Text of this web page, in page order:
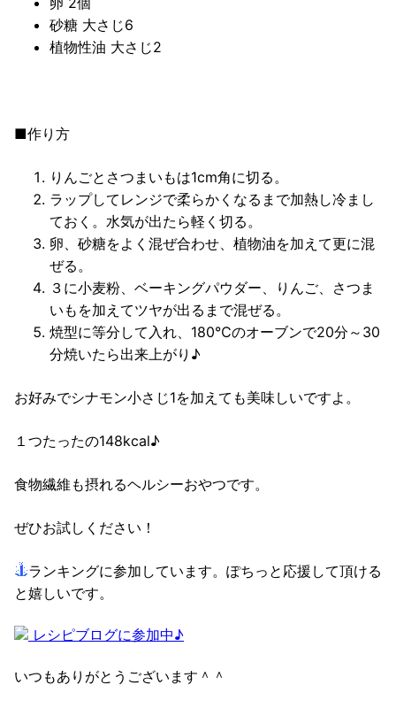
砂糖 大さじ6
植物性油 大さじ2
■作り方
りんごとさつまいもは1cm角に切る。
ラップしてレンジで柔らかくなるまで加熱し冷まし
ておく。水気が出たら軽く切る。
卵、砂糖をよく混ぜ合わせ、植物油を加えて更に混
ぜる。
３に小麦粉、ベーキングパウダー、りんご、さつま
いもを加えてツヤが出るまで混ぜる。
焼型に等分して入れ、180℃のオーブンで20分～30
分焼いたら出来上がり♪
お好みでシナモン小さじ1を加えても美味しいですよ。
１つたったの148kcal♪
食物繊維も摂れるヘルシーおやつです。
ぜひお試しください！
ランキングに参加しています。ぽちっと応援して頂ける
と嬉しいです。
レシピブログに参加中♪
いつもありがとうございます＾＾